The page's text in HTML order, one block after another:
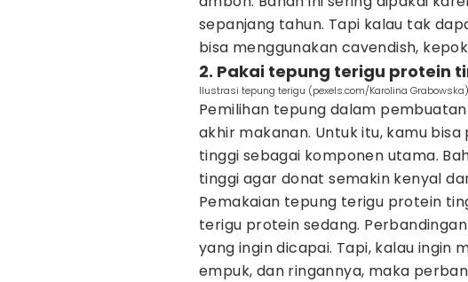
sepanjang tahun. Tapi kalau tak
bisa menggunakan cavendish,
2. Pakai tepung terigu protein
Ilustrasi tepung terigu (pexels.com/Karolina Grabowska)
Pemilihan tepung dalam
akhir makanan. Untuk itu, kamu
tinggi sebagai komponen utama.
tinggi agar donat semakin kenyal
Pemakaian tepung terigu protein
terigu protein sedang.
yang ingin dicapai. Tapi, kalau ingin
empuk, dan ringannya, maka